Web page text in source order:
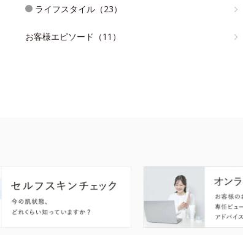
ライフスタイル（23）
お客様エピソード（11）